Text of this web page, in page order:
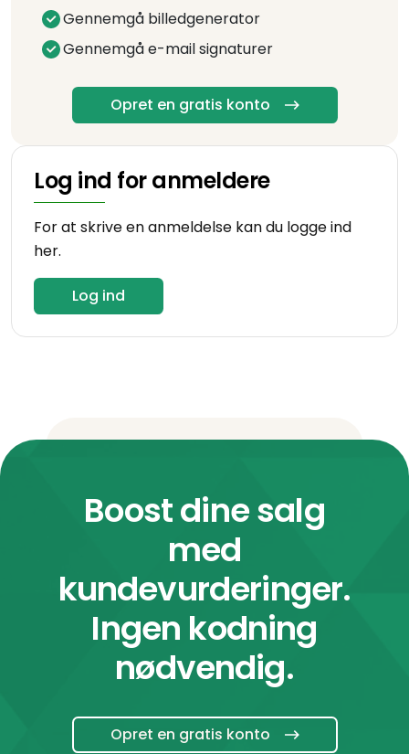
Gennemgå billedgenerator
Gennemgå e-mail signaturer
Opret en gratis konto
Log ind for anmeldere
For at skrive en anmeldelse kan du logge ind
her.
Log ind
Boost dine salg
med
kundevurderinger.
Ingen kodning
nødvendig.
Opret en gratis konto